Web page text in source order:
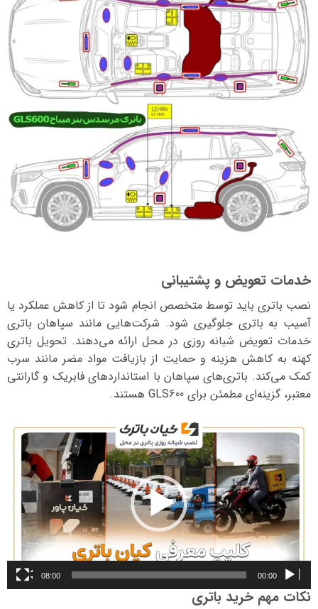
خدمات تعویض و پشتیبانی
نصب باتری باید توسط متخصص انجام شود تا از کاهش عملکرد یا
آسیب به باتری جلوگیری شود. شرکت‌هایی مانند سپاهان باتری
خدمات تعویض شبانه روزی در محل ارائه می‌دهند. تحویل باتری
کهنه به کاهش هزینه و حمایت از بازیافت مواد مضر مانند سرب
کمک می‌کند. باتری‌های سپاهان با استانداردهای فابریک و گارانتی
معتبر، گزینه‌ای مطمئن برای GLS600 هستند.
نمایشگر
ویدیو
00:00
08:00
نکات مهم خرید باتری